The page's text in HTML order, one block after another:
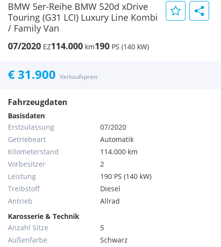
BMW 5er-Reihe BMW 520d xDrive
Touring (G31 LCI) Luxury Line Kombi
/ Family Van
07/2020 EZ114.000 km190 PS (140 kW)
€ 31.900 Verkaufspreis
Fahrzeugdaten
Basisdaten
Erstzulassung
07/2020
Getriebeart
Automatik
Kilometerstand
114.000 km
Vorbesitzer
2
Leistung
190 PS (140 kW)
Treibstoff
Diesel
Antrieb
Allrad
Karosserie & Technik
Anzahl Sitze
5
Außenfarbe
Schwarz